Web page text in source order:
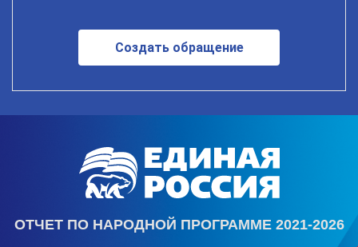
Создать обращение
ОТЧЕТ ПО НАРОДНОЙ ПРОГРАММЕ 2021-2026